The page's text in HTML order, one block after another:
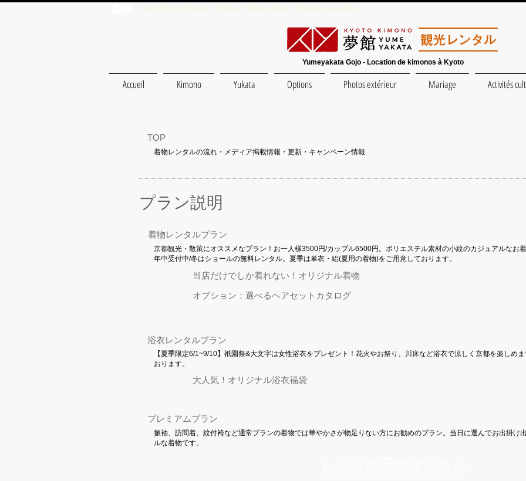
Yumeyakata Gojo - Location de kimonos à Kyoto
Accueil Kimono Yukata Options Photos extérieur Mariage Activités
TOP
着物レンタルの流れ・メディア掲載情報・更新・キャンペーン情報
プラン説明
京都観光・散策にオススメなプラン！お一人様3500円/カップル6500円。ポリエステル素材の小紋のカジュアルなお
年中受付中/冬はショールの無料レンタル。夏季は単衣・絽(夏用の着物)をご用意しております。
着物レンタルプラン
当店だけでしか着れない！オリジナル着物
オプション：選べるヘアセットカタログ
浴衣レンタルプラン
【夏季限定6/1~9/10】祇園祭&大文字は女性浴衣をプレゼント！花火やお祭り、川床など浴衣で涼しく京都を楽しめ
おります。
大人気！オリジナル浴衣福袋
プレミアムプラン
振袖、訪問着、紋付袴など通常プランの着物では華やかさが物足りない方にお勧めのプラン。当日に選んでお出掛け
ルな着物です。